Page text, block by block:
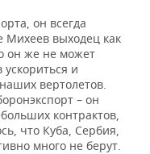
он всегда
Михеев выходец как
он же не может
и
вертолетов.
– он
контрактов,
что Куба, Сербия,
много не берут.